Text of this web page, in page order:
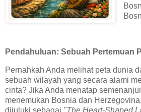
Pendahuluan: Sebuah Pertemuan
Pernahkah Anda melihat peta dunia
sebuah wilayah yang secara alami
cinta? Jika Anda menatap
menemukan Bosnia dan
dijuluki sebagai "The Heart-Shaped